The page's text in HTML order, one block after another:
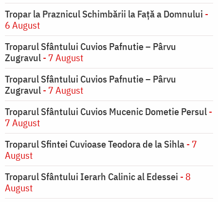
Tropar la Praznicul Schimbării la Faţă a Domnului -
6 August
Troparul Sfântului Cuvios Pafnutie – Pârvu
Zugravul- 7 August
Troparul Sfântului Cuvios Pafnutie – Pârvu
Zugravul- 7 August
Troparul Sfântului Cuvios Mucenic Dometie Persul-
7 August
Troparul Sfintei Cuvioase Teodora de la Sihla- 7
August
Troparul Sfântului Ierarh Calinic al Edessei - 8
August